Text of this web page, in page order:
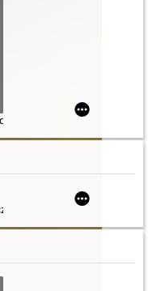
bezdomność
w Wielkiej Brytanii
: ewolucja, instytucje,